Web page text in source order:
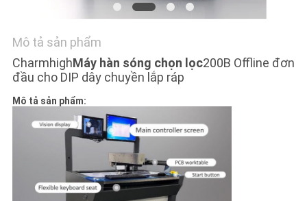
LINE
SƠ
ĐỒ
TRANG
CHÍNH
Mô tả sản phẩm
CharmhighMáy hàn sóng chọn lọc200B Offline đơn
đầu cho DIP dây chuyền lắp ráp
Mô tả sản phẩm: